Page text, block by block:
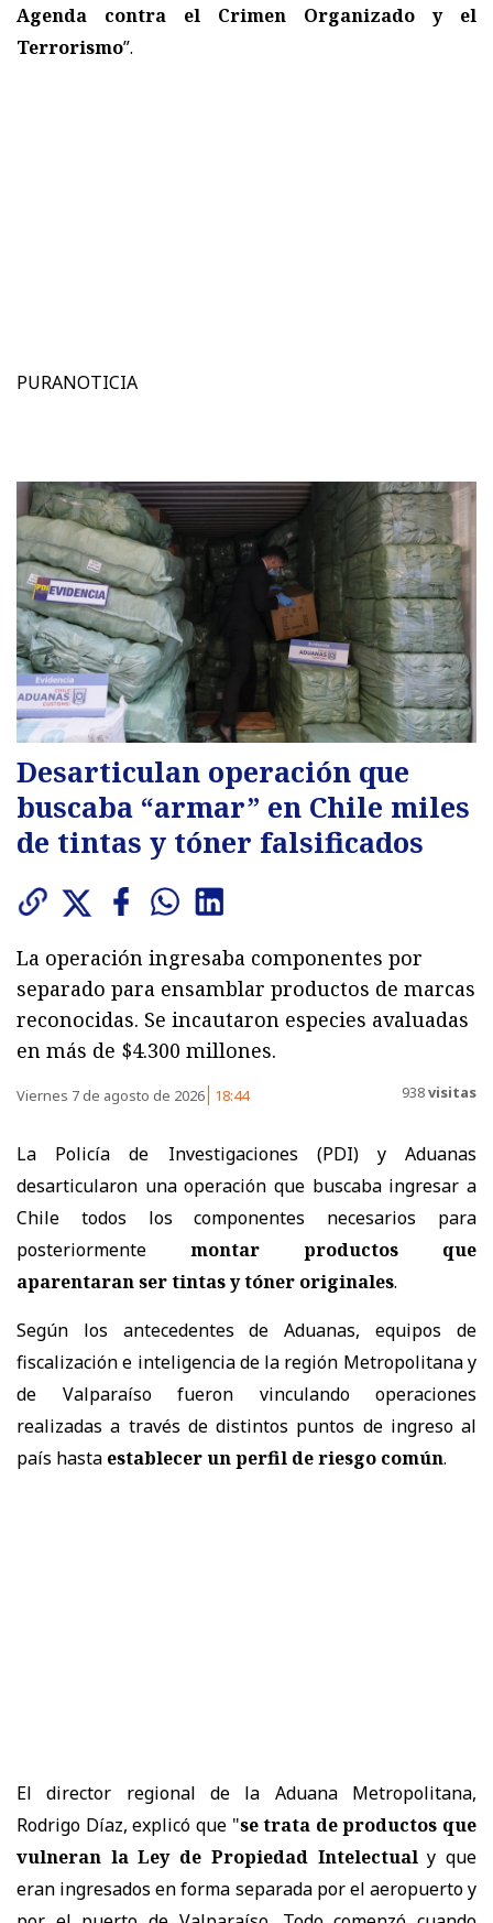
Agenda contra el Crimen Organizado y el
Terrorismo”.
PURANOTICIA
Desarticulan operación que
buscaba “armar” en Chile miles
de tintas y tóner falsificados
La operación ingresaba componentes por
separado para ensamblar productos de marcas
reconocidas. Se incautaron especies avaluadas
en más de $4.300 millones.
Viernes 7 de agosto de 2026 18:44 938visitas
La Policía de Investigaciones (PDI) y Aduanas
desarticularon una operación que buscaba ingresar a
Chile todos los componentes necesarios para
posteriormente montar productos que
aparentaran ser tintas y tóner originales.
Según los antecedentes de Aduanas, equipos de
fiscalización e inteligencia de la región Metropolitana y
de Valparaíso fueron vinculando operaciones
realizadas a través de distintos puntos de ingreso al
país hasta establecer un perfil de riesgo común.
El director regional de la Aduana Metropolitana,
Rodrigo Díaz, explicó que "se trata de productos que
vulneran la Ley de Propiedad Intelectualy que
eran ingresados en forma separada por el aeropuerto y